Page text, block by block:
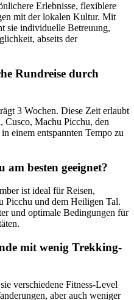
Erlebnisse, flexiblere
mit der lokalen Kultur. Mit
sie individuelle Betreuung,
abseits der
Rundreise durch
3 Wochen. Diese Zeit erlaubt
Cusco, Machu Picchu, den
einem entspannten Tempo zu
am besten geeignet?
ist ideal für Reisen,
Picchu und dem Heiligen Tal.
und optimale Bedingungen für
mit wenig Trekking-
verschiedene Fitness-Level
aber auch weniger